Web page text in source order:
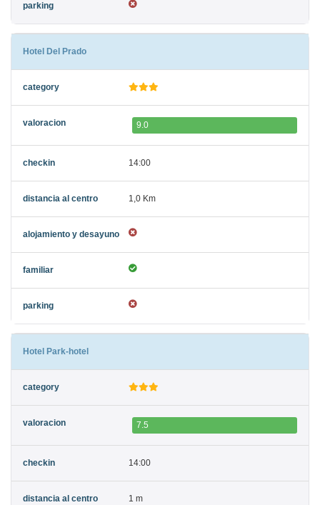
Hotel Del Prado
9.0
14:00
1,0 Km
Hotel Park-hotel
7.5
14:00
1 m